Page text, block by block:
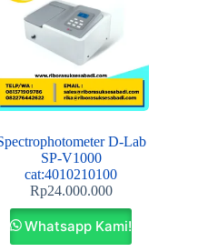
D-Lab
SP‐V1000
cat:4010210100
Rp24.000.000
Whatsapp Kami!